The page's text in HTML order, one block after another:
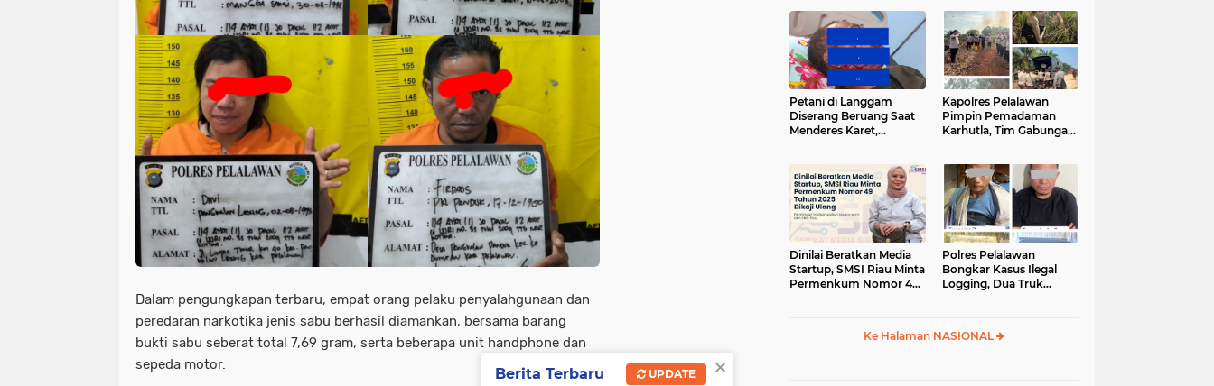
Dalam pengungkapan terbaru, empat orang pelaku penyalahgunaan dan
peredaran narkotika jenis sabu berhasil diamankan, bersama barang
bukti sabu seberat total 7,69 gram, serta beberapa unit handphone dan
sepeda motor.
Petani di Langgam
Diserang Beruang Saat
Menderes Karet,
Kapolres Pelalawan
Pimpin Pemadaman
Karhutla, Tim Gabungan
Dinilai Beratkan Media
Startup, SMSI Riau Minta
Permenkum Nomor 49
Polres Pelalawan
Bongkar Kasus Ilegal
Logging, Dua Truk
Ke Halaman NASIONAL
×
Berita Terbaru UPDATE